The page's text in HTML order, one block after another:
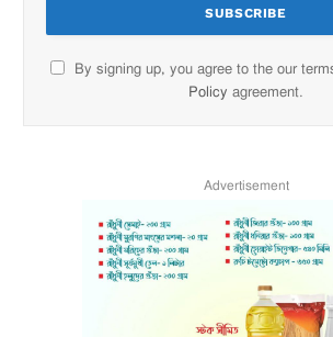
By signing up, you agree to the our
Policy agreement.
Advertisement